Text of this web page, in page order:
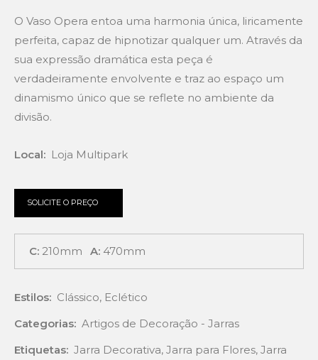
O Vaso Opera entoa uma harmonia única, liricamente
perfeita, capaz de hipnotizar qualquer um. Através da
sua expressão dramática esta peça é
verdadeiramente envolvente e traz ao espaço um
dinamismo único que se reflete no ambiente da
divisão.
Local: Loja Multipark
SOLICITE O PREÇO
C: 210mm A: 470mm
Estilos: Clássico, Eclético
Categorias: Artigos de Decoração - Jarras
Etiquetas: Jarra Decorativa, Jarra para Flores, Jarra